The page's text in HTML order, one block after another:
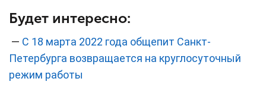
Будет интересно:
— С 18 марта 2022 года общепит Санкт-
Петербурга возвращается на круглосуточный
режим работы